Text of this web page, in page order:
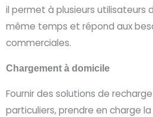
il permet à plusieurs utilisateurs
même temps et répond aux
commerciales.
Chargement à domicile
Fournir des solutions de
particuliers, prendre en charge